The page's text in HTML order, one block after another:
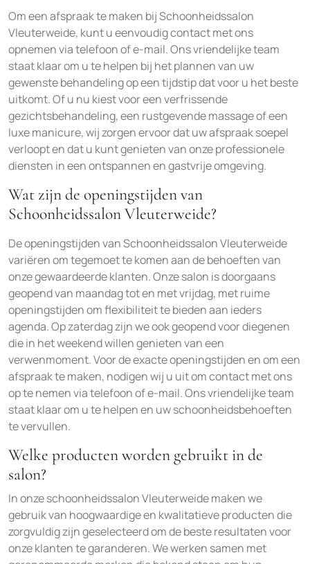
Om een afspraak te maken bij Schoonheidssalon
Vleuterweide, kunt u eenvoudig contact met ons
opnemen via telefoon of e-mail. Ons vriendelijke team
staat klaar om u te helpen bij het plannen van uw
gewenste behandeling op een tijdstip dat voor u het beste
uitkomt. Of u nu kiest voor een verfrissende
gezichtsbehandeling, een rustgevende massage of een
luxe manicure, wij zorgen ervoor dat uw afspraak soepel
verloopt en dat u kunt genieten van onze professionele
diensten in een ontspannen en gastvrije omgeving.
Wat zijn de openingstijden van
Schoonheidssalon Vleuterweide?
De openingstijden van Schoonheidssalon Vleuterweide
variëren om tegemoet te komen aan de behoeften van
onze gewaardeerde klanten. Onze salon is doorgaans
geopend van maandag tot en met vrijdag, met ruime
openingstijden om flexibiliteit te bieden aan ieders
agenda. Op zaterdag zijn we ook geopend voor diegenen
die in het weekend willen genieten van een
verwenmoment. Voor de exacte openingstijden en om een
afspraak te maken, nodigen wij u uit om contact met ons
op te nemen via telefoon of e-mail. Ons vriendelijke team
staat klaar om u te helpen en uw schoonheidsbehoeften
te vervullen.
Welke producten worden gebruikt in de
salon?
In onze schoonheidssalon Vleuterweide maken we
gebruik van hoogwaardige en kwalitatieve producten die
zorgvuldig zijn geselecteerd om de beste resultaten voor
onze klanten te garanderen. We werken samen met